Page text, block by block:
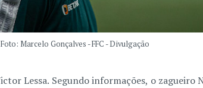
Foto: Marcelo Gonçalves - FFC - Divulgação
Lessa. Segundo informações, o zagueiro